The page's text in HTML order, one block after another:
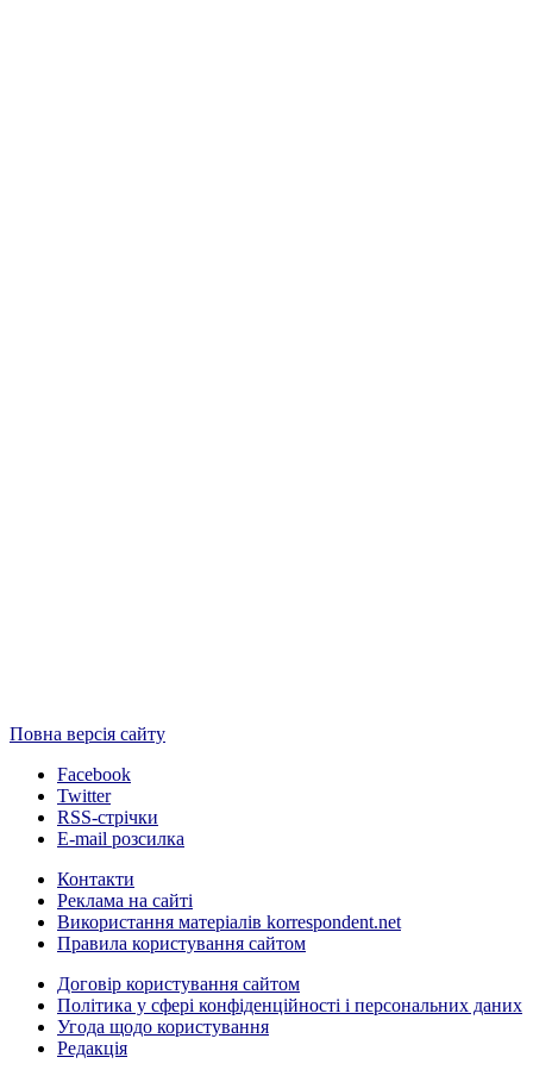
Повна версія сайту
Facebook
Twitter
RSS-стрічки
E-mail розсилка
Контакти
Реклама на сайті
Використання матеріалів korrespondent.net
Правила користування сайтом
Договір користування сайтом
Політика у сфері конфіденційності і персональних даних
Угода щодо користування
Редакція